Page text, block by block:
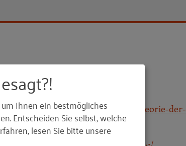
unter:https://metatheorie-der-
Ihnen ein bestmögliches
Entscheiden Sie selbst, welche
lesen Sie bitte unsere